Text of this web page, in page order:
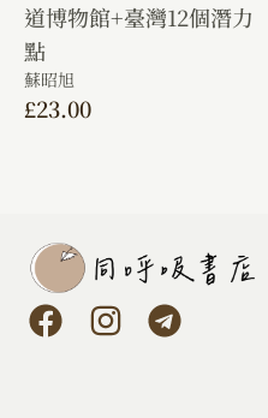
道博物館+臺灣12個潛力
點
蘇昭旭
£23.00